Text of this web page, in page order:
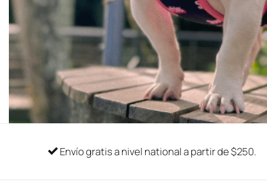
Envío gratis a nivel national a partir de $250.